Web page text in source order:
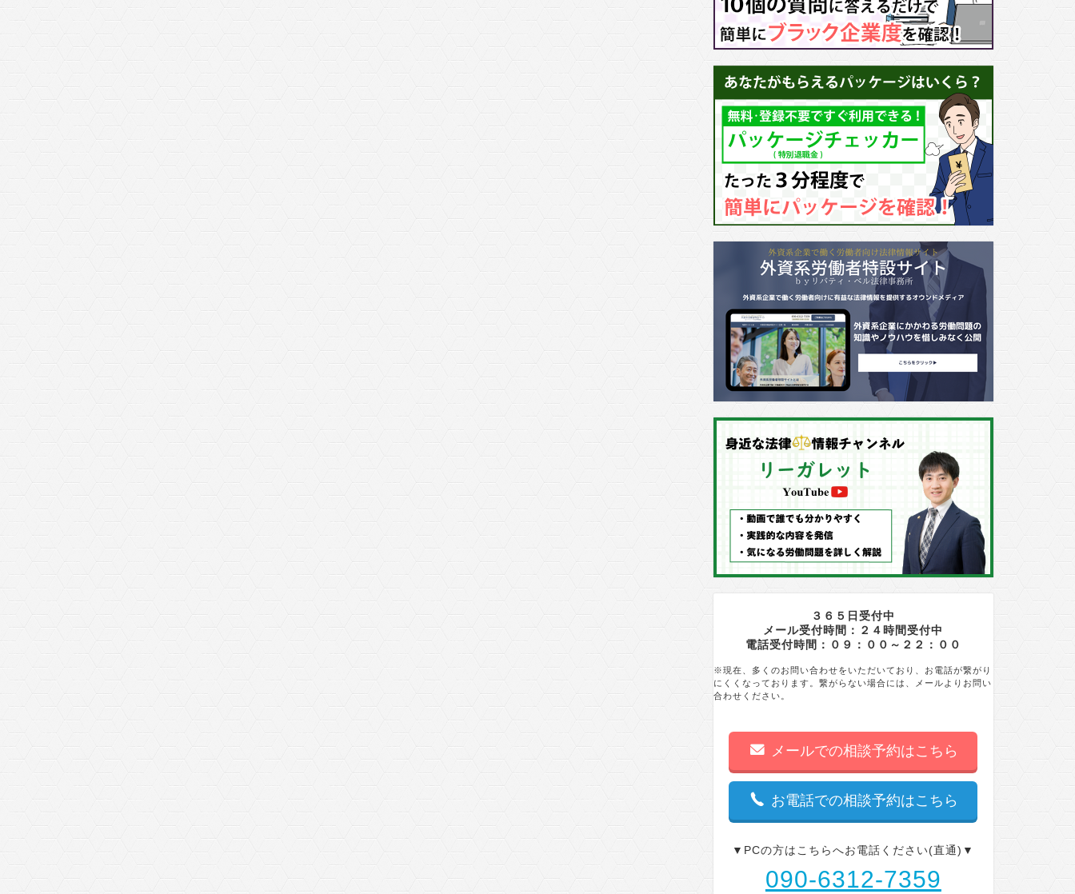
３６５日受付中
メール受付時間：２４時間受付中
電話受付時間：０９：００～２２：００
※現在、多くのお問い合わせをいただいており、お電話が繋がり
にくくなっております。繋がらない場合には、メールよりお問い
合わせください。
メールでの相談予約はこちら
お電話での相談予約はこちら
▼PCの方はこちらへお電話ください(直通)▼
090-6312-7359